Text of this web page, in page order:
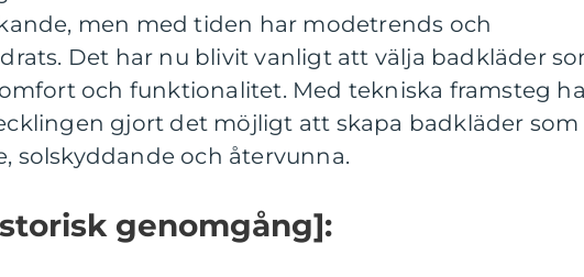
men med tiden har modetrends och
Det har nu blivit vanligt att välja badkläder
och funktionalitet. Med tekniska framsteg
gjort det möjligt att skapa badkläder som
solskyddande och återvunna.
genomgång]: